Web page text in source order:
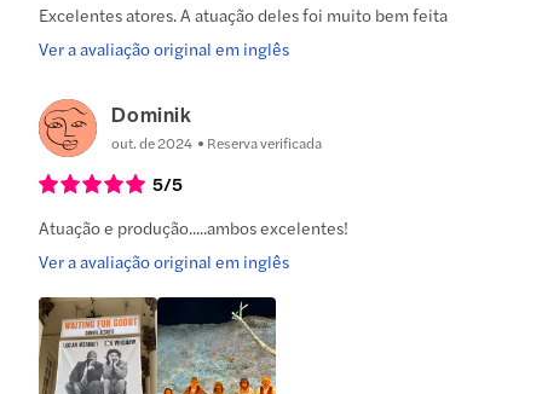
Excelentes atores. A atuação deles foi muito bem feita
Ver a avaliação original em inglês
Dominik
out. de 2024 Reserva verificada
5/5
Atuação e produção.....ambos excelentes!
Ver a avaliação original em inglês